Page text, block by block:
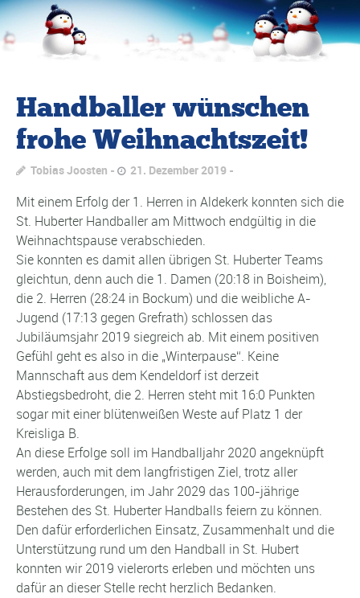
Handballer wünschen
frohe Weihnachtszeit!
Tobias Joosten 21. Dezember 2019
Mit einem Erfolg der 1. Herren in Aldekerk konnten sich die
St. Huberter Handballer am Mittwoch endgültig in die
Weihnachtspause verabschieden.
Sie konnten es damit allen übrigen St. Huberter Teams
gleichtun, denn auch die 1. Damen (20:18 in Boisheim),
die 2. Herren (28:24 in Bockum) und die weibliche A-
Jugend (17:13 gegen Grefrath) schlossen das
Jubiläumsjahr 2019 siegreich ab. Mit einem positiven
Gefühl geht es also in die „Winterpause“. Keine
Mannschaft aus dem Kendeldorf ist derzeit
Abstiegsbedroht, die 2. Herren steht mit 16:0 Punkten
sogar mit einer blütenweißen Weste auf Platz 1 der
Kreisliga B.
An diese Erfolge soll im Handballjahr 2020 angeknüpft
werden, auch mit dem langfristigen Ziel, trotz aller
Herausforderungen, im Jahr 2029 das 100-jährige
Bestehen des St. Huberter Handballs feiern zu können.
Den dafür erforderlichen Einsatz, Zusammenhalt und die
Unterstützung rund um den Handball in St. Hubert
konnten wir 2019 vielerorts erleben und möchten uns
dafür an dieser Stelle recht herzlich Bedanken.